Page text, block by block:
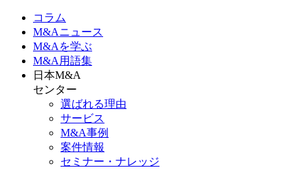
コラム
M&Aニュース
M&Aを学ぶ
M&A 用語集
日本M&A
センター
選ばれる理由
サービス
M&A事例
案件情報
セミナー・ナレッジ